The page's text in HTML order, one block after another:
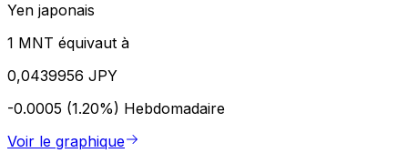
Yen japonais
1 MNT équivaut à
0,0439956 JPY
-0.0005 (1.20%) Hebdomadaire
Voir le graphique